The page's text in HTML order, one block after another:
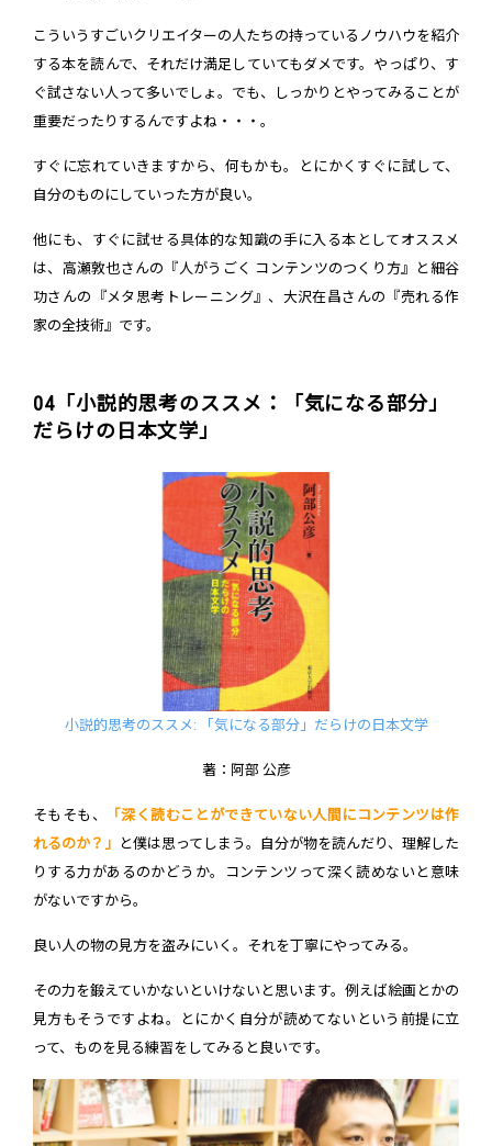
こういうすごいクリエイターの人たちの持っているノウハウを紹介
する本を読んで、それだけ満足していてもダメです。やっぱり、す
ぐ試さない人って多いでしょ。でも、しっかりとやってみることが
重要だったりするんですよね・・・。
すぐに忘れていきますから、何もかも。とにかくすぐに試して、
自分のものにしていった方が良い。
他にも、すぐに試せる具体的な知識の手に入る本としてオススメ
は、高瀬敦也さんの『人がうごく コンテンツのつくり方』と細谷
功さんの『メタ思考トレーニング』、大沢在昌さんの『売れる作
家の全技術』です。
04「小説的思考のススメ：「気になる部分」
だらけの日本文学」
小説的思考のススメ: 「気になる部分」だらけの日本文学
著：阿部 公彦
そもそも、
「深く読むことができていない人間にコンテンツは作
れるのか？」
と僕は思ってしまう。自分が物を読んだり、理解した
りする力があるのかどうか。コンテンツって深く読めないと意味
がないですから。
良い人の物の見方を盗みにいく。それを丁寧にやってみる。
その力を鍛えていかないといけないと思います。例えば絵画とかの
見方もそうですよね。とにかく自分が読めてないという前提に立
って、ものを見る練習をしてみると良いです。